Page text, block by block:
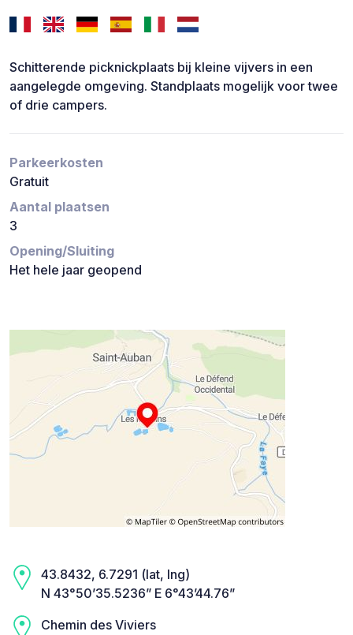
Schitterende picknickplaats bij kleine vijvers in een
aangelegde omgeving. Standplaats mogelijk voor twee
of drie campers.
Parkeerkosten
Gratuit
Aantal plaatsen
3
Opening/Sluiting
Het hele jaar geopend
43.8432, 6.7291 (lat, lng)
N 43°50’35.5236” E 6°43’44.76”
Chemin des Viviers